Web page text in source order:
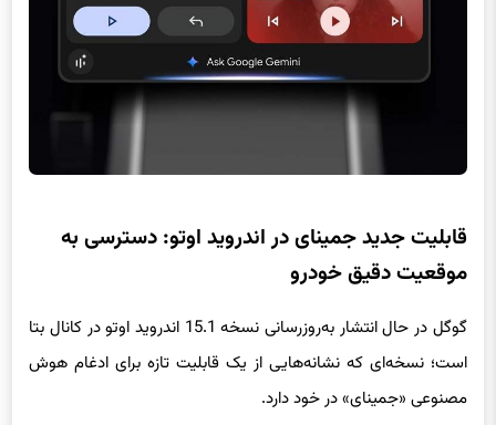
قابلیت جدید جمینای در اندروید اوتو: دسترسی به
موقعیت دقیق خودرو
گوگل در حال انتشار به‌روزرسانی نسخه 15.1 اندروید اوتو در کانال بتا
است؛ نسخه‌ای که نشانه‌هایی از یک قابلیت تازه برای ادغام هوش
مصنوعی «جمینای» در خود دارد.